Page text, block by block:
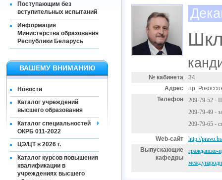
Поступающим без
вступительных испытаний
Информация
Министерства образования
Республики Беларусь
ВАШЕМУ ВНИМАНИЮ
Новости
Каталог учреждений
высшего образования
Каталог специальностей
ОКРБ 011-2022
ЦЭ/ЦТ в 2026 г.
Каталог курсов повышения
квалификации в
учреждениях высшего
№ кабинета
34
Адрес
пр.
Телефон
209-79-52 -
209-79-49 -
209-79-65 -
Web-сайт
http://
Выпускающие
кафедры
гражданско-